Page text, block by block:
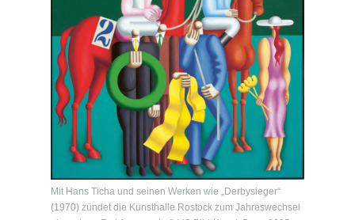
Mit Hans Ticha und seinen Werken wie „Derbysieger“
(1970) zündet die Kunsthalle Rostock zum Jahreswechsel